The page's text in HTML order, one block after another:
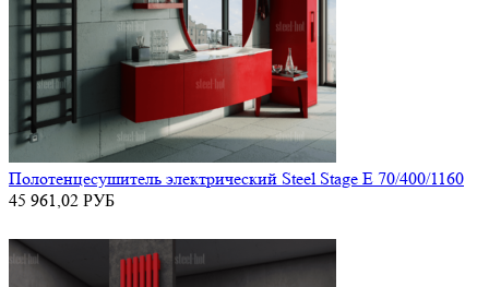
Полотенцесушитель электрический Steel Stage E 70/400/1160
45 961,02 РУБ